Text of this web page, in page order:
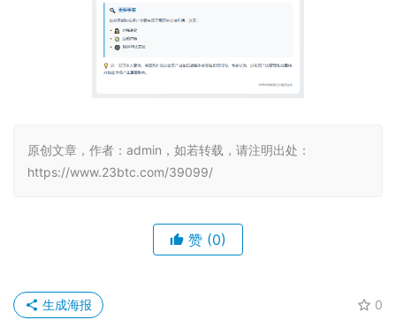
原创文章，作者：admin，如若转载，请注明出处：
https://www.23btc.com/39099/
赞 (0)
0
生成海报